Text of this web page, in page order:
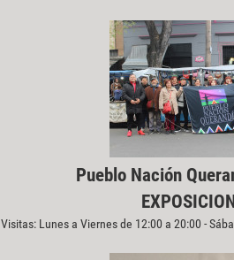
Pueblo Nación
Visitas: Lunes a Viernes de 12:00 a 20:00 -